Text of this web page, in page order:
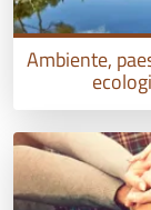
Ambiente,